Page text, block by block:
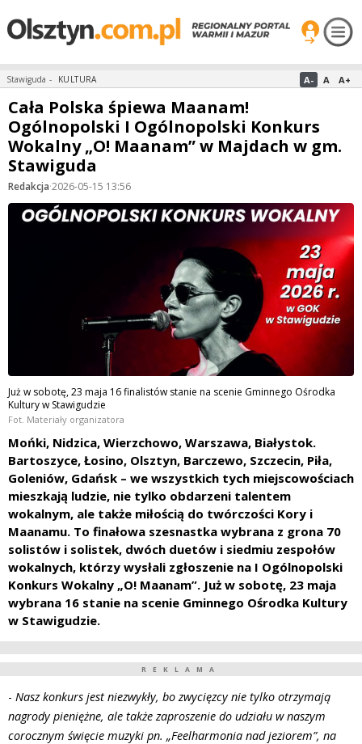
Stawiguda - KULTURA A- A A+
Cała Polska śpiewa Maanam!
Ogólnopolski I Ogólnopolski Konkurs
Wokalny „O! Maanam” w Majdach w gm.
Stawiguda
Redakcja·2026-05-15 13:56
Już w sobotę, 23 maja 16 finalistów stanie na scenie Gminnego Ośrodka
Kultury w Stawigudzie
Fot. Materiały organizatora
Mońki, Nidzica, Wierzchowo, Warszawa, Białystok.
Bartoszyce, Łosino, Olsztyn, Barczewo, Szczecin, Piła,
Goleniów, Gdańsk – we wszystkich tych miejscowościach
mieszkają ludzie, nie tylko obdarzeni talentem
wokalnym, ale także miłością do twórczości Kory i
Maanamu. To finałowa szesnastka wybrana z grona 70
solistów i solistek, dwóch duetów i siedmiu zespołów
wokalnych, którzy wysłali zgłoszenie na I Ogólnopolski
Konkurs Wokalny „O! Maanam”. Już w sobotę, 23 maja
wybrana 16 stanie na scenie Gminnego Ośrodka Kultury
w Stawigudzie.
REKLAMA
- Nasz konkurs jest niezwykły, bo zwycięzcy nie tylko otrzymają
nagrody pieniężne, ale także zaproszenie do udziału w naszym
corocznym święcie muzyki pn. „Feelharmonia nad jeziorem”, na